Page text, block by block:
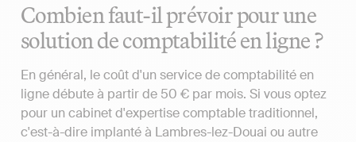
Combien faut-il prévoir pour une
solution de comptabilité en ligne ?
En général, le coût d'un service de comptabilité en
ligne débute à partir de 50 € par mois. Si vous optez
pour un cabinet d'expertise comptable traditionnel,
c'est-à-dire implanté à Lambres-lez-Douai ou autre